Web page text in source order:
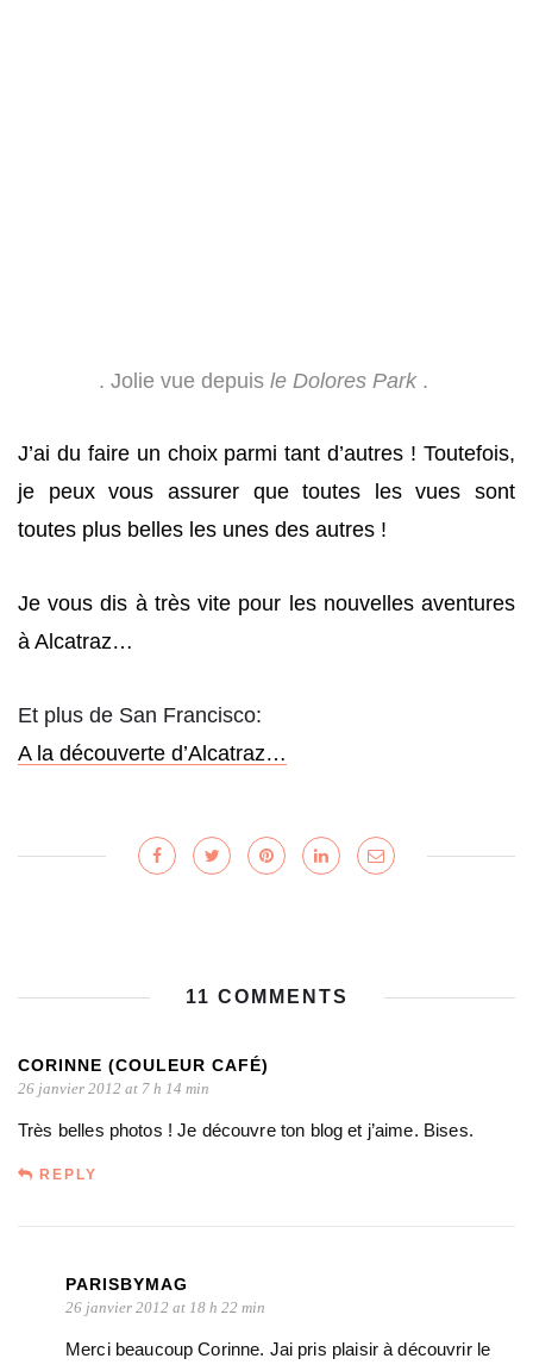
. Jolie vue depuis le Dolores Park.
J’ai du faire un choix parmi tant d’autres ! Toutefois,
je peux vous assurer que toutes les vues sont
toutes plus belles les unes des autres !
Je vous dis à très vite pour les nouvelles aventures
à Alcatraz…
Et plus de San Francisco:
A la découverte d’Alcatraz…
11 COMMENTS
CORINNE (COULEUR CAFÉ)
26 janvier 2012 at 7 h 14 min
Très belles photos ! Je découvre ton blog et j’aime. Bises.
REPLY
PARISBYMAG
26 janvier 2012 at 18 h 22 min
Merci beaucoup Corinne. Jai pris plaisir à découvrir le